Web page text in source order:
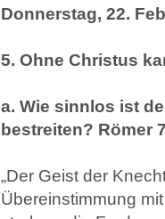
Donnerstag, 22.
5. Ohne Christus
a. Wie sinnlos ist
bestreiten? Römer
„Der Geist der
Übereinstimmung